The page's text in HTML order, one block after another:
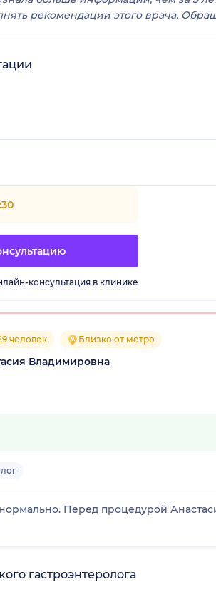
рекомендации этого врача.
консультация в клинике
человек Близко от метро
Владимировна
Перед процедурой
гастроэнтеролога